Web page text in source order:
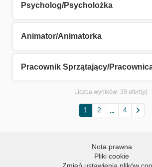
Psycholog/Psycholożka
Animator/Animatorka
Liczba wyników: 39 ofert(y)
1 2 4
Nota prawna
Pliki cookie